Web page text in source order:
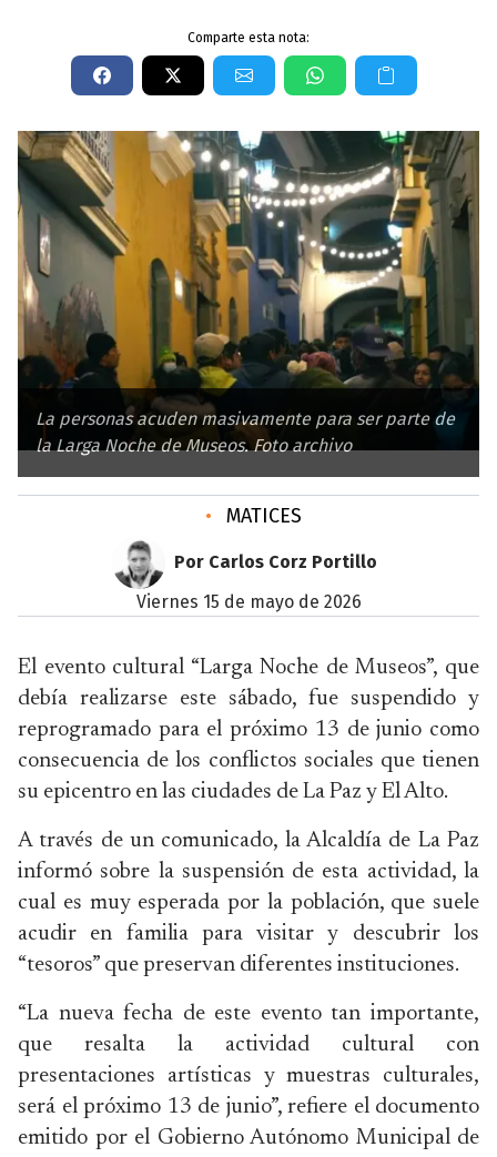
Comparte esta nota:
La personas acuden masivamente para ser parte de
la Larga Noche de Museos. Foto archivo
• MATICES
Por Carlos Corz Portillo
viernes 15 de mayo de 2026
El evento cultural “Larga Noche de Museos”, que
debía realizarse este sábado, fue suspendido y
reprogramado para el próximo 13 de junio como
consecuencia de los conflictos sociales que tienen
su epicentro en las ciudades de La Paz y El Alto.
A través de un comunicado, la Alcaldía de La Paz
informó sobre la suspensión de esta actividad, la
cual es muy esperada por la población, que suele
acudir en familia para visitar y descubrir los
“tesoros” que preservan diferentes instituciones.
“La nueva fecha de este evento tan importante,
que resalta la actividad cultural con
presentaciones artísticas y muestras culturales,
será el próximo 13 de junio”, refiere el documento
emitido por el Gobierno Autónomo Municipal de